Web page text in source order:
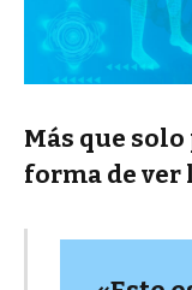
Más que
forma de ver